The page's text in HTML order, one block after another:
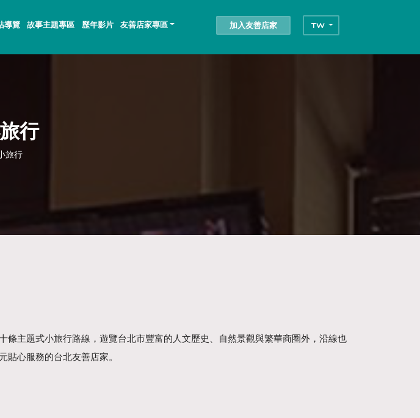
導覽 故事主題專區 歷年影片 友善店家專區 加入友善店家 TW
行
旅行
條主題式小旅行路線，遊覽台北市豐富的人文歷史、自然景觀與繁華商圈外，沿線也
心服務的台北友善店家。